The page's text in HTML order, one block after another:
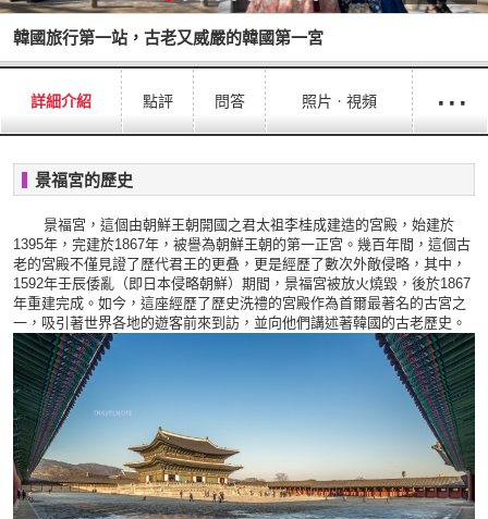
韓國旅行第一站，古老又威嚴的韓國第一宮
詳細介紹 點評 問答 照片ㆍ視頻 ···
景福宮的歷史
景福宮，這個由朝鮮王朝開國之君太祖李桂成建造的宮殿，始建於
1395年，完建於1867年，被譽為朝鮮王朝的第一正宮。幾百年間，這個古
老的宮殿不僅見證了歷代君王的更叠，更是經歷了數次外敵侵略，其中，
1592年壬辰倭亂（即日本侵略朝鮮）期間，景福宮被放火燒毀，後於1867
年重建完成。如今，這座經歷了歷史洗禮的宮殿作為首爾最著名的古宮之
一，吸引著世界各地的遊客前來到訪，並向他們講述著韓國的古老歷史。